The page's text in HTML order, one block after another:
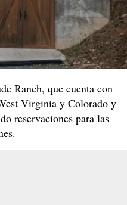
Ranch, que cuenta con
Virginia y Colorado y
reservaciones para las